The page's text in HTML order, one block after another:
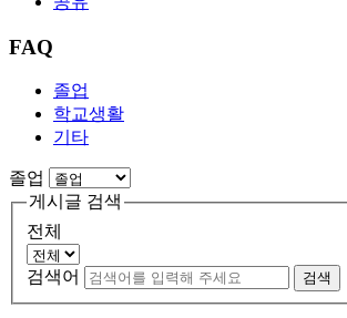
FAQ
졸업
학교생활
기타
졸업
게시글 검색
전체
검색어 검색